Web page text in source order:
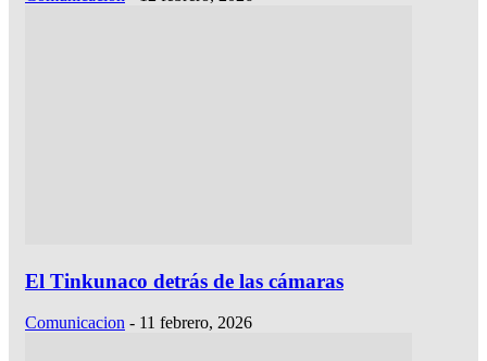
El Tinkunaco detrás de las cámaras
Comunicacion - 11 febrero, 2026